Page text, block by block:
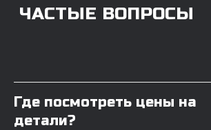
Где посмотреть цены на
детали?